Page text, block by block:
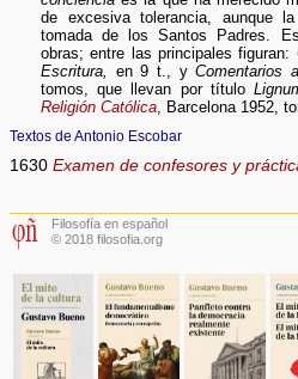
de excesiva tolerancia, aunque
tomada de los Santos Padres.
obras; entre las principales figuran:
Escritura,
en 9 t., yComentarios
tomos, que llevan por título
Religión Católica, Barcelona 1952,
Textos de Antonio Escobar
1630Examen de confesores y
Filosofía en español
© 2018 filosofia.org